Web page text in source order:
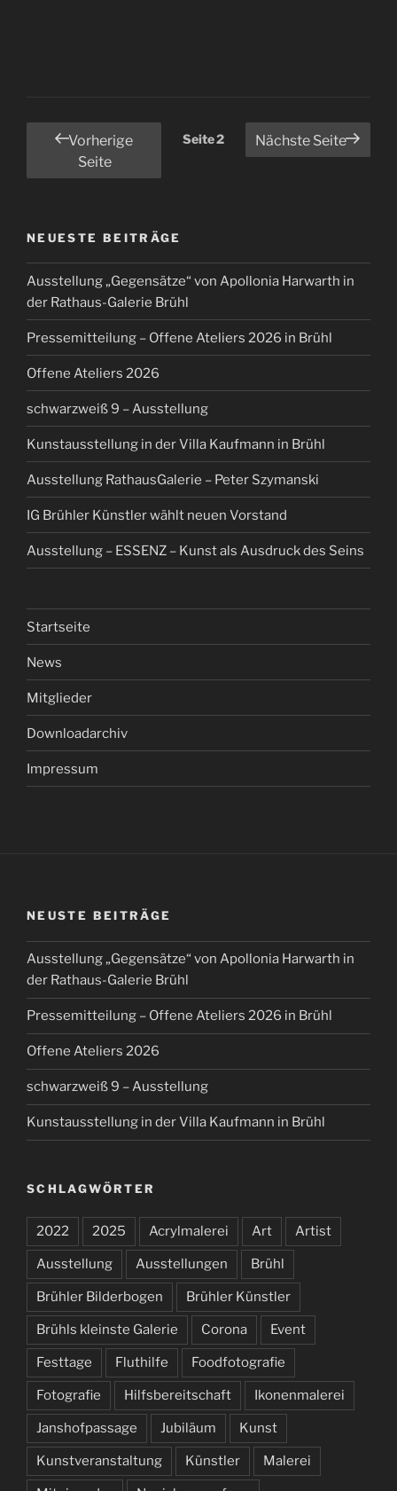
Seitennummerierung
Beiträge
Vorherige
Seite
Seite2 Nächste Seite
NEUESTE BEITRÄGE
Ausstellung „Gegensätze“ von Apollonia Harwarth in
der Rathaus-Galerie Brühl
Pressemitteilung – Offene Ateliers 2026 in Brühl
Offene Ateliers 2026
schwarzweiß 9 – Ausstellung
Kunstausstellung in der Villa Kaufmann in Brühl
Ausstellung RathausGalerie – Peter Szymanski
IG Brühler Künstler wählt neuen Vorstand
Ausstellung – ESSENZ – Kunst als Ausdruck des Seins
Startseite
News
Mitglieder
Downloadarchiv
Impressum
NEUSTE BEITRÄGE
Ausstellung „Gegensätze“ von Apollonia Harwarth in
der Rathaus-Galerie Brühl
Pressemitteilung – Offene Ateliers 2026 in Brühl
Offene Ateliers 2026
schwarzweiß 9 – Ausstellung
Kunstausstellung in der Villa Kaufmann in Brühl
SCHLAGWÖRTER
2022 2025 Acrylmalerei Art Artist
Ausstellung Ausstellungen Brühl
Brühler Bilderbogen Brühler Künstler
Brühls kleinste Galerie Corona Event
Festtage Fluthilfe Foodfotografie
Fotografie Hilfsbereitschaft Ikonenmalerei
Janshofpassage Jubiläum Kunst
Kunstveranstaltung Künstler Malerei